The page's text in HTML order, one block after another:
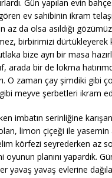
Gün yapılan evin
ev sahibinin ikram
az da olsa asıldığı
birbirimizi dürtükleyerek
bize ayrı bir masa
arada bir de lokma
O zaman çay şimdiki gibi
meyve şerbetleri ikram
imbatın serinliğine
limon çiçeği ile yasemin
körfezi seyrederken az
oyunun planını yapardık.
yavaş yavaş evlerine